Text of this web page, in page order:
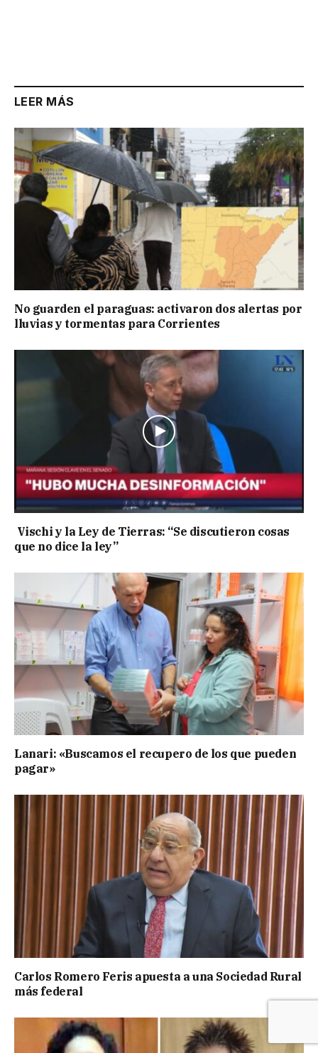
LEER MÁS
No guarden el paraguas: activaron dos alertas por
lluvias y tormentas para Corrientes
Vischi y la Ley de Tierras: “Se discutieron cosas
que no dice la ley”
Lanari: «Buscamos el recupero de los que pueden
pagar»
Carlos Romero Feris apuesta a una Sociedad Rural
más federal